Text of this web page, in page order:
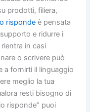
prodotti, filiera,
risponde è pensata
e ridurre i
in casi
o scrivere può
a fornirti il linguaggio
meglio la tua
resti bisogno di
risponde” puoi